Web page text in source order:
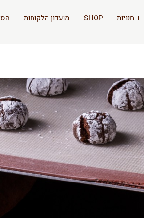
חנויות SHOP מועדון הלקוחות